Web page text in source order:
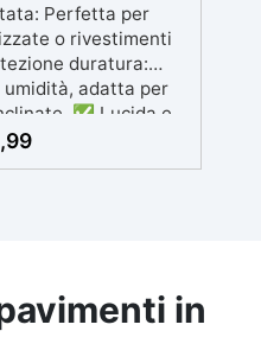
Perfetta per
o rivestimenti
duratura:
umidità, adatta per
✅ Lucida e
per una
contiene: Vertical
Vertical Glass B
in